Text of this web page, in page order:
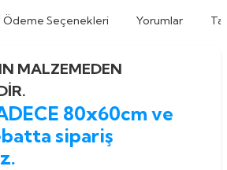
Ödeme Seçenekleri Yorumlar
MALZEMEDEN
80x60cm ve
sipariş